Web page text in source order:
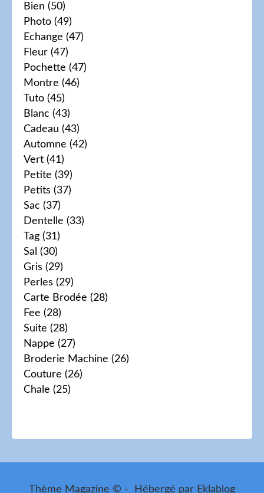
Bien (50)
Photo (49)
Echange (47)
Fleur (47)
Pochette (47)
Montre (46)
Tuto (45)
Blanc (43)
Cadeau (43)
Automne (42)
Vert (41)
Petite (39)
Petits (37)
Sac (37)
Dentelle (33)
Tag (31)
Sal (30)
Gris (29)
Perles (29)
Carte Brodée (28)
Fee (28)
Suite (28)
Nappe (27)
Broderie Machine (26)
Couture (26)
Chale (25)
Thème Magazine © - Hébergé par Eklablog